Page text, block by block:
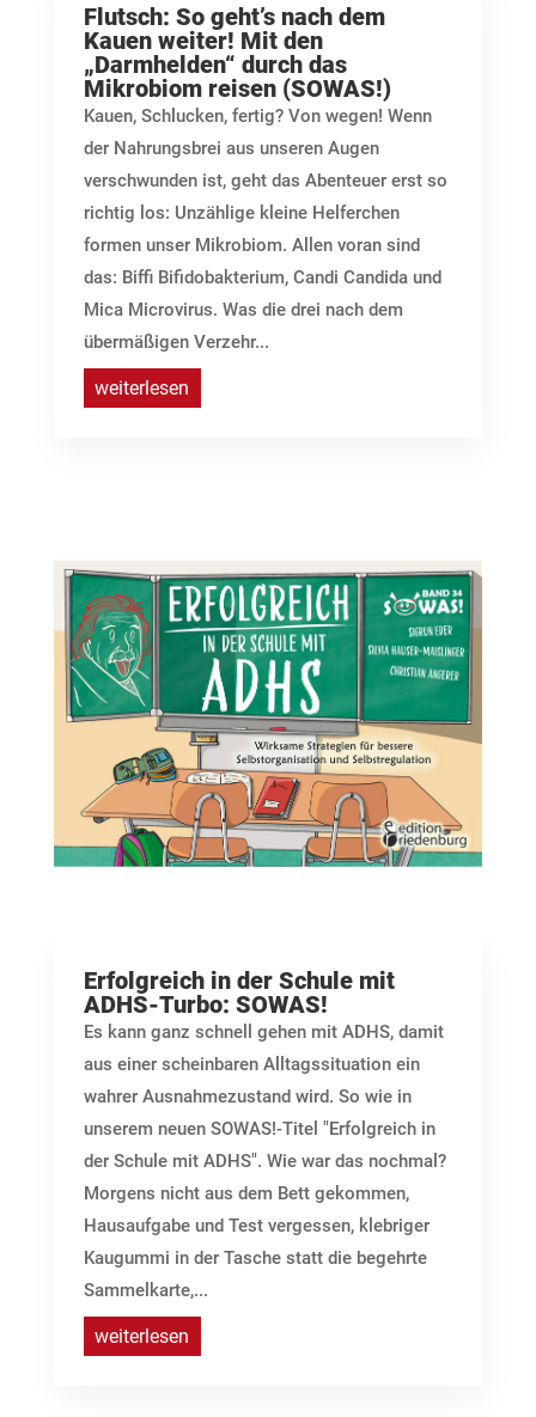
Flutsch: So geht’s nach dem
Kauen weiter! Mit den
„Darmhelden“ durch das
Mikrobiom reisen (SOWAS!)
Kauen, Schlucken, fertig? Von wegen! Wenn
der Nahrungsbrei aus unseren Augen
verschwunden ist, geht das Abenteuer erst so
richtig los: Unzählige kleine Helferchen
formen unser Mikrobiom. Allen voran sind
das: Biffi Bifidobakterium, Candi Candida und
Mica Microvirus. Was die drei nach dem
übermäßigen Verzehr...
weiterlesen
Erfolgreich in der Schule mit
ADHS-Turbo: SOWAS!
Es kann ganz schnell gehen mit ADHS, damit
aus einer scheinbaren Alltagssituation ein
wahrer Ausnahmezustand wird. So wie in
unserem neuen SOWAS!-Titel "Erfolgreich in
der Schule mit ADHS". Wie war das nochmal?
Morgens nicht aus dem Bett gekommen,
Hausaufgabe und Test vergessen, klebriger
Kaugummi in der Tasche statt die begehrte
Sammelkarte,...
weiterlesen